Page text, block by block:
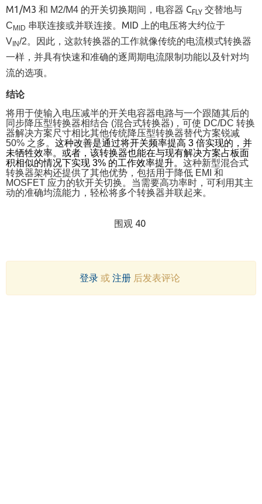
M1/M3 和 M2/M4 的开关切换期间，电容器 CFLY 交替地与
C MID 串联连接或并联连接。 MID
上的电压将大约位于
V IN/2。因此，这款转换器的工作就像传统的电流模式转换器
一样，并具有快速和准确的逐周期电流限制功能以及针对均
流的选项。
结论
将用于使输入电压减半的开关电容器电路与一个跟随其后的
同步降压型转换器相结合 (混合式转换器) ，可使 DC/DC 转换
器解决方案尺寸相比其他传统降压型转换器替代方案锐减
50% 之多。 这种改善是通过将开关频率提高 3 倍实现的，并
未牺牲效率。或者，该转换器也能在与现有解决方案占板面
积相似的情况下实现 3% 的工作效率提升。 这种新型混合式
转换器架构还提供了其他优势，包括用于降低 EMI 和
MOSFET 应力的软开关切换。当需要高功率时，可利用其主
动的准确均流能力，轻松将多个转换器并联起来。
围观 40
登录或 注册后发表评论